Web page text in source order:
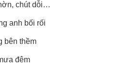
chút dỗi…
anh bối rối
bên thềm
đêm